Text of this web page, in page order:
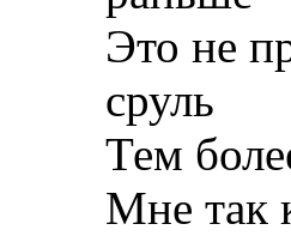
Это не
сруль
Тем
Мне так